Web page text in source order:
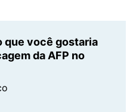
que você gostaria
da AFP no